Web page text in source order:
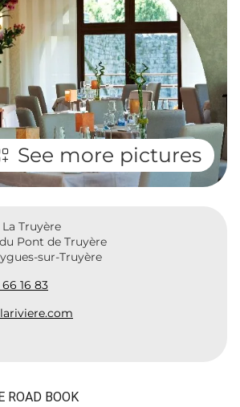
See more pictures
Truyère
Pont de Truyère
sur-Truyère
16 83
ROAD BOOK